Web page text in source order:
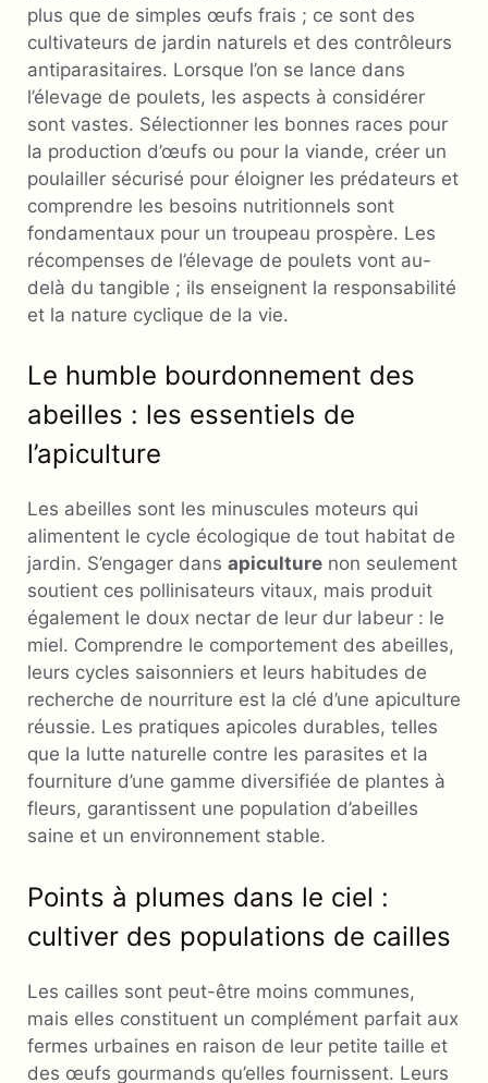
plus que de simples œufs frais ; ce sont des
cultivateurs de jardin naturels et des contrôleurs
antiparasitaires. Lorsque l’on se lance dans
l’élevage de poulets, les aspects à considérer
sont vastes. Sélectionner les bonnes races pour
la production d’œufs ou pour la viande, créer un
poulailler sécurisé pour éloigner les prédateurs et
comprendre les besoins nutritionnels sont
fondamentaux pour un troupeau prospère. Les
récompenses de l’élevage de poulets vont au-
delà du tangible ; ils enseignent la responsabilité
et la nature cyclique de la vie.
Le humble bourdonnement des
abeilles : les essentiels de
l’apiculture
Les abeilles sont les minuscules moteurs qui
alimentent le cycle écologique de tout habitat de
jardin. S’engager dans apiculture non seulement
soutient ces pollinisateurs vitaux, mais produit
également le doux nectar de leur dur labeur : le
miel. Comprendre le comportement des abeilles,
leurs cycles saisonniers et leurs habitudes de
recherche de nourriture est la clé d’une apiculture
réussie. Les pratiques apicoles durables, telles
que la lutte naturelle contre les parasites et la
fourniture d’une gamme diversifiée de plantes à
fleurs, garantissent une population d’abeilles
saine et un environnement stable.
Points à plumes dans le ciel :
cultiver des populations de cailles
Les cailles sont peut-être moins communes,
mais elles constituent un complément parfait aux
fermes urbaines en raison de leur petite taille et
des œufs gourmands qu’elles fournissent. Leurs